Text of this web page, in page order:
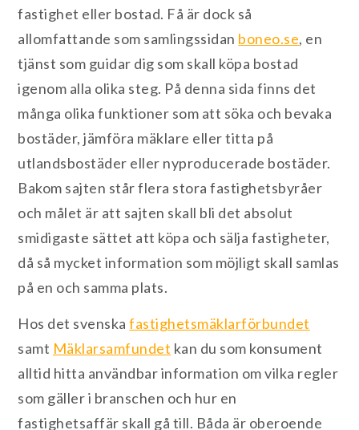
fastighet eller bostad. Få är dock så
allomfattande som samlingssidan boneo.se, en
tjänst som guidar dig som skall köpa bostad
igenom alla olika steg. På denna sida finns det
många olika funktioner som att söka och bevaka
bostäder, jämföra mäklare eller titta på
utlandsbostäder eller nyproducerade bostäder.
Bakom sajten står flera stora fastighetsbyråer
och målet är att sajten skall bli det absolut
smidigaste sättet att köpa och sälja fastigheter,
då så mycket information som möjligt skall samlas
på en och samma plats.
Hos det svenskafastighetsmäklarförbundet
samt Mäklarsamfundet kan du som konsument
alltid hitta användbar information om vilka regler
som gäller i branschen och hur en
fastighetsaffär skall gå till. Båda är oberoende